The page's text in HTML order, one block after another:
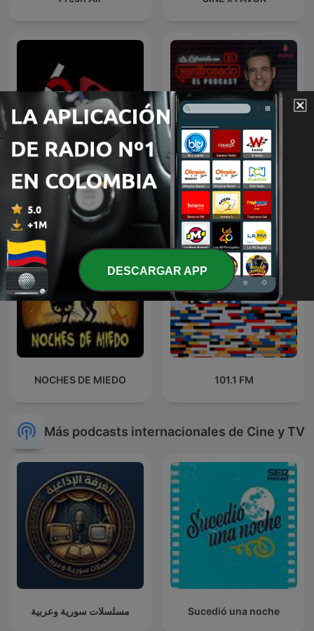
624 Pod
La Entrevista con Yordi
Rosado
NOCHES DE MIEDO 101.1 FM
Más podcasts internacionales de Cine y TV
مسلسلات سورية وعربية Sucedió una noche
DESCARGAR APP